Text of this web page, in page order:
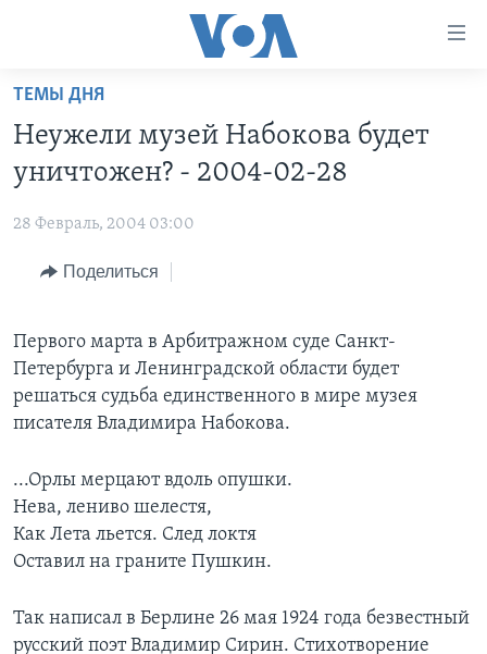
Перейти
основной
контент
Перейти
навигации
поиск
ПРОГРАММЫ
НОВОСТИ ЗА МИНУТУ
ИТОГИ
ДИСКУССИЯ VOA
ДЕТАЛИ
НЬЮ-ЙОРК NEW YORK
УЧИМ АНГЛИЙСКИЙ
НАША АМЕРИКАНСКАЯ ИСТОРИЯ
АРТЕФАКТЫ
АМЕРИКАНСКИЕ ГОРОДКИ
ТЕСТЫ
ЭКСПЕРТИЗА
ИНТЕРВЬЮ
ЗА СВОБОДУ ПРЕССЫ
УЧИМ АНГЛИЙСКИЙ
ВИДЕО
ПОДПИСКА НА НОВОСТИ
Learning English
ТЕМЫ ДНЯ
Неужели музей Набокова будет
уничтожен? - 2004-02-28
28 Февраль, 2004 03:00
Поделиться
Первого марта в Арбитражном суде Санкт-
Петербурга и Ленинградской области будет
решаться судьба единственного в мире музея
писателя Владимира Набокова.
...Орлы мерцают вдоль опушки.
Нева, лениво шелестя,
Как Лета льется. След локтя
Оставил на граните Пушкин.
Так написал в Берлине 26 мая 1924 года безвестный
русский поэт Владимир Сирин. Стихотворение